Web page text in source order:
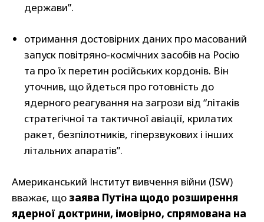
держави”.
отримання достовірних даних про масований
запуск повітряно-космічних засобів на Росію
та про їх перетин російських кордонів. Він
уточнив, що йдеться про готовність до
ядерного реагування на загрози від “літаків
стратегічної та тактичної авіації, крилатих
ракет, безпілотників, гіперзвукових і інших
літальних апаратів”.
Американський Інститут вивчення війни (ISW)
вважає, що заява Путіна щодо розширення
ядерної доктрини, імовірно, спрямована на